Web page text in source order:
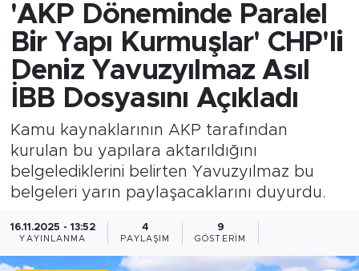
'AKP Döneminde Paralel
Bir Yapı Kurmuşlar' CHP'li
Deniz Yavuzyılmaz Asıl
İBB Dosyasını Açıkladı
Kamu kaynaklarının AKP tarafından
kurulan bu yapılara aktarıldığını
belgelediklerini belirten Yavuzyılmaz bu
belgeleri yarın paylaşacaklarını duyurdu.
16.11.2025 - 13:52
YAYINLANMA
4
PAYLAŞIM
9
GÖSTERIM
MEDYA
FİNANS
DÜNYA
GÜNCEL
KARİKATÜR
BİLİM-TEKNOLOJİ
Trafik Durumu
Süper Lig Puan Durumu ve Fikstür
Tüm Manşetler
Son Dakika Haberleri
Haber Arşivi